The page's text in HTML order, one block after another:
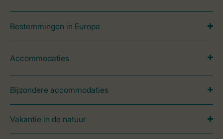
Bestemmingen in Europa
Accommodaties
Bijzondere accommodaties
Vakantie in de natuur